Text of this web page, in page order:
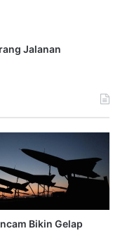
Jalanan
Bikin Gelap